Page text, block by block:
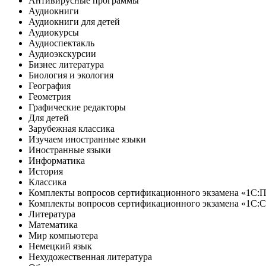
Аудиокниги
Аудиокниги для детей
Аудиокурсы
Аудиоспектакль
Аудиоэкскурсии
Бизнес литература
Биология и экология
География
Геометрия
Графические редакторы
Для детей
Зарубежная классика
Изучаем иностранные языки
Иностранные языки
Информатика
История
Классика
Комплекты вопросов сертификационного экзамена
Комплекты вопросов сертификационного экзамена
Литература
Математика
Мир компьютера
Немецкий язык
Нехудожественная литература